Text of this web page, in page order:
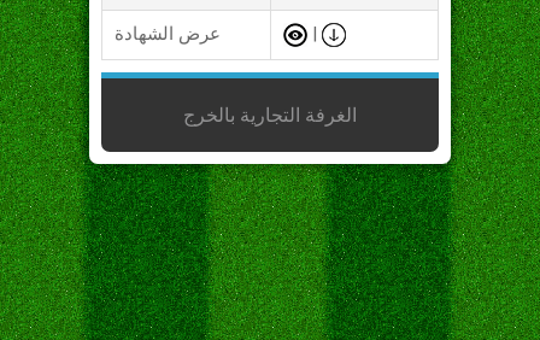
عرض الشهادة
الغرفة التجارية بالخرج